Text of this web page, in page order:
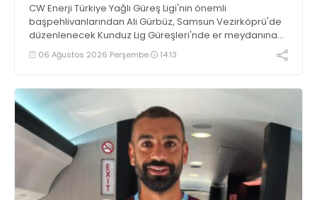
CW Enerji Türkiye Yağlı Güreş Ligi'nin önemli
başpehlivanlarından Ali Gürbüz, Samsun Vezirköprü'de
düzenlenecek Kunduz Lig Güreşleri'nde er meydanına
çıkmayacak.
06 Ağustos 2026 Perşembe 14:13